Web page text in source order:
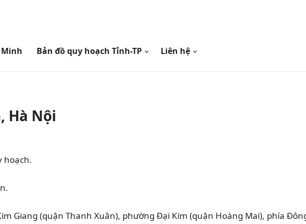
Minh Bản đồ quy hoạch Tỉnh-TP Liên hệ
Hà Nội
hoạch.
Giang (quận Thanh Xuân), phường Đại Kim (quận Hoàng Mai), phía